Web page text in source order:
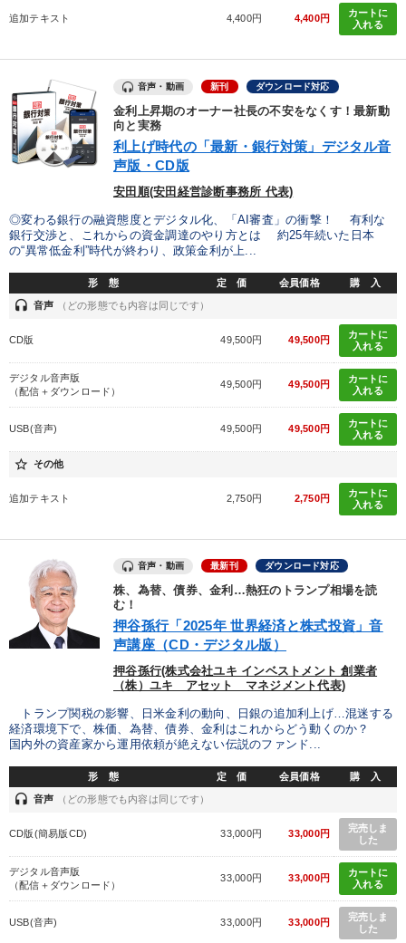
追加テキスト 4,400円 4,400円
カートに
入れる
音声・動画 新刊 ダウンロード対応
金利上昇期のオーナー社長の不安をなくす！最新動
向と実務
利上げ時代の「最新・銀行対策」デジタル音
声版・CD版
安田順(安田経営診断事務所 代表)
◎変わる銀行の融資態度とデジタル化、「AI審査」の衝撃！ 有利な
銀行交渉と、これからの資金調達のやり方とは 約25年続いた日本
の“異常低金利”時代が終わり、政策金利が上...
形 態 定 価 会員価格 購 入
headset 音声 （どの形態でも内容は同じです）
CD版 49,500円 49,500円
カートに
入れる
デジタル音声版
（配信＋ダウンロード）
49,500円 49,500円
カートに
入れる
USB(音声) 49,500円 49,500円
カートに
入れる
star_border その他
追加テキスト 2,750円 2,750円
カートに
入れる
音声・動画 最新刊 ダウンロード対応
株、為替、債券、金利…熱狂のトランプ相場を読
む！
押谷孫行「2025年 世界経済と株式投資」音
声講座（CD・デジタル版）
押谷孫行(株式会社ユキ インベストメント 創業者
（株）ユキ アセット マネジメント代表)
トランプ関税の影響、日米金利の動向、日銀の追加利上げ…混迷する
経済環境下で、株価、為替、債券、金利はこれからどう動くのか？
国内外の資産家から運用依頼が絶えない伝説のファンド...
形 態 定 価 会員価格 購 入
headset 音声 （どの形態でも内容は同じです）
CD版(簡易版CD) 33,000円 33,000円
完売しま
した
デジタル音声版
（配信＋ダウンロード）
33,000円 33,000円
カートに
入れる
USB(音声) 33,000円 33,000円
完売しま
した